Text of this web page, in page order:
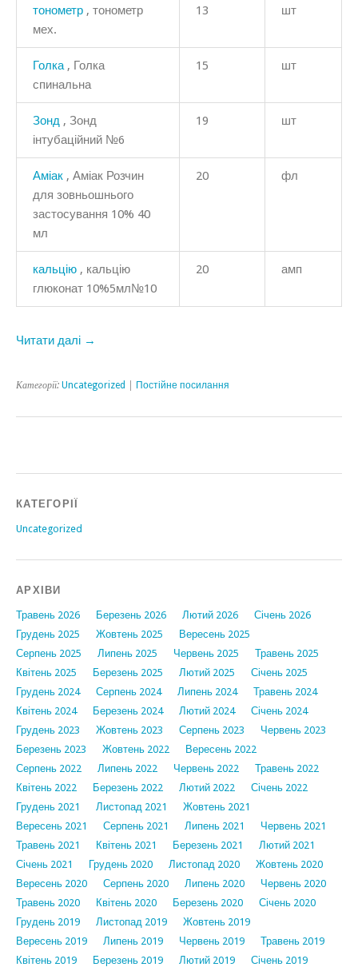
тонометр , тонометр
мех.
13 шт
Голка , Голка
спинальна
15 шт
Зонд , Зонд
інтубаційний №6
19 шт
Аміак , Аміак Розчин
для зовньошнього
застосування 10% 40
мл
20 фл
кальцію , кальцію
глюконат 10%5мл№10
20 амп
Читати далі →
Категорії: Uncategorized Постійне посилання
КАТЕГОРІЇ
Uncategorized
АРХІВИ
Травень 2026 Березень 2026 Лютий 2026
Січень 2026
Грудень 2025
Жовтень 2025
Вересень 2025
Серпень 2025
Липень 2025 Червень 2025
Травень 2025
Квітень 2025
Березень 2025 Лютий 2025
Січень 2025
Грудень 2024
Серпень 2024 Липень 2024
Травень 2024
Квітень 2024
Березень 2024 Лютий 2024
Січень 2024
Грудень 2023
Жовтень 2023 Серпень 2023
Червень 2023
Березень 2023
Жовтень 2022
Вересень 2022
Серпень 2022
Липень 2022 Червень 2022
Травень 2022
Квітень 2022
Березень 2022 Лютий 2022
Січень 2022
Грудень 2021
Листопад 2021
Жовтень 2021
Вересень 2021
Серпень 2021 Липень 2021
Червень 2021
Травень 2021
Квітень 2021 Березень 2021
Лютий 2021
Січень 2021
Грудень 2020 Листопад 2020
Жовтень 2020
Вересень 2020
Серпень 2020 Липень 2020
Червень 2020
Травень 2020
Квітень 2020 Березень 2020
Січень 2020
Грудень 2019
Листопад 2019
Жовтень 2019
Вересень 2019
Липень 2019 Червень 2019
Травень 2019
Квітень 2019
Березень 2019 Лютий 2019
Січень 2019